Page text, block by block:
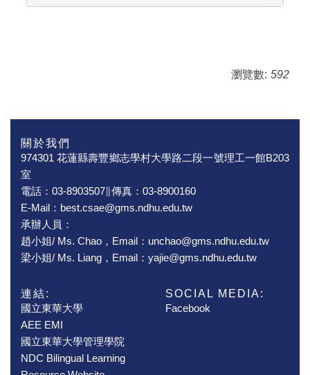
瀏覽數: 592
關於我們
974301 花蓮縣壽豐鄉志學村大學路二段一號理工一館B203
室
電話：03-8903507∥傳真：03-8900160
E-Mail：best.csae@gms.ndhu.edu.tw
承辦人員：
趙小姐/ Ms. Chao，Email：unchao@gms.ndhu.edu.tw
梁小姐/ Ms. Liang，Email：yajie@gms.ndhu.edu.tw
連結:
國立東華大學
AEE EMI
國立東華大學管理學院
NDC Bilingual Learning
SOCIAL MEDIA:
Facebook